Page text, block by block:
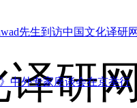
先生到访中国文化译研
中外专家座谈会在京举行
译研